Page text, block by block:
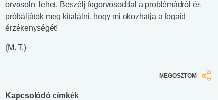
orvosolni lehet. Beszélj fogorvosoddal a problémádról és
próbáljátok meg kitalálni, hogy mi okozhatja a fogaid
érzékenységét!
(M. T.)
MEGOSZTOM
Kapcsolódó címkék